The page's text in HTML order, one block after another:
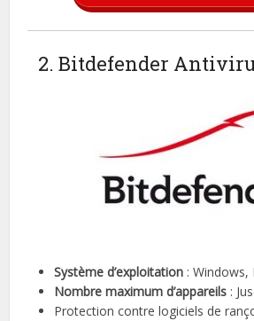
2. Bitdefender
Système d’exploitation : Windows,
Nombre maximum d’appareils :
Protection contre logiciels de